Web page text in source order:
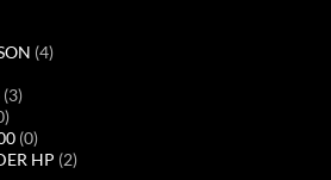
(4)
(3)
(0)
HP (2)